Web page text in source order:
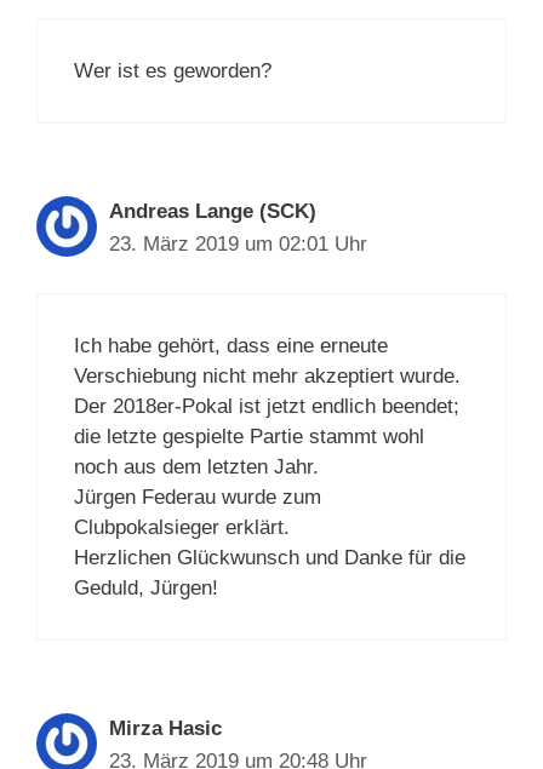
Wer ist es geworden?
Andreas Lange (SCK)
23. März 2019 um 02:01 Uhr
Ich habe gehört, dass eine erneute
Verschiebung nicht mehr akzeptiert wurde.
Der 2018er-Pokal ist jetzt endlich beendet;
die letzte gespielte Partie stammt wohl
noch aus dem letzten Jahr.
Jürgen Federau wurde zum
Clubpokalsieger erklärt.
Herzlichen Glückwunsch und Danke für die
Geduld, Jürgen!
Mirza Hasic
23. März 2019 um 20:48 Uhr